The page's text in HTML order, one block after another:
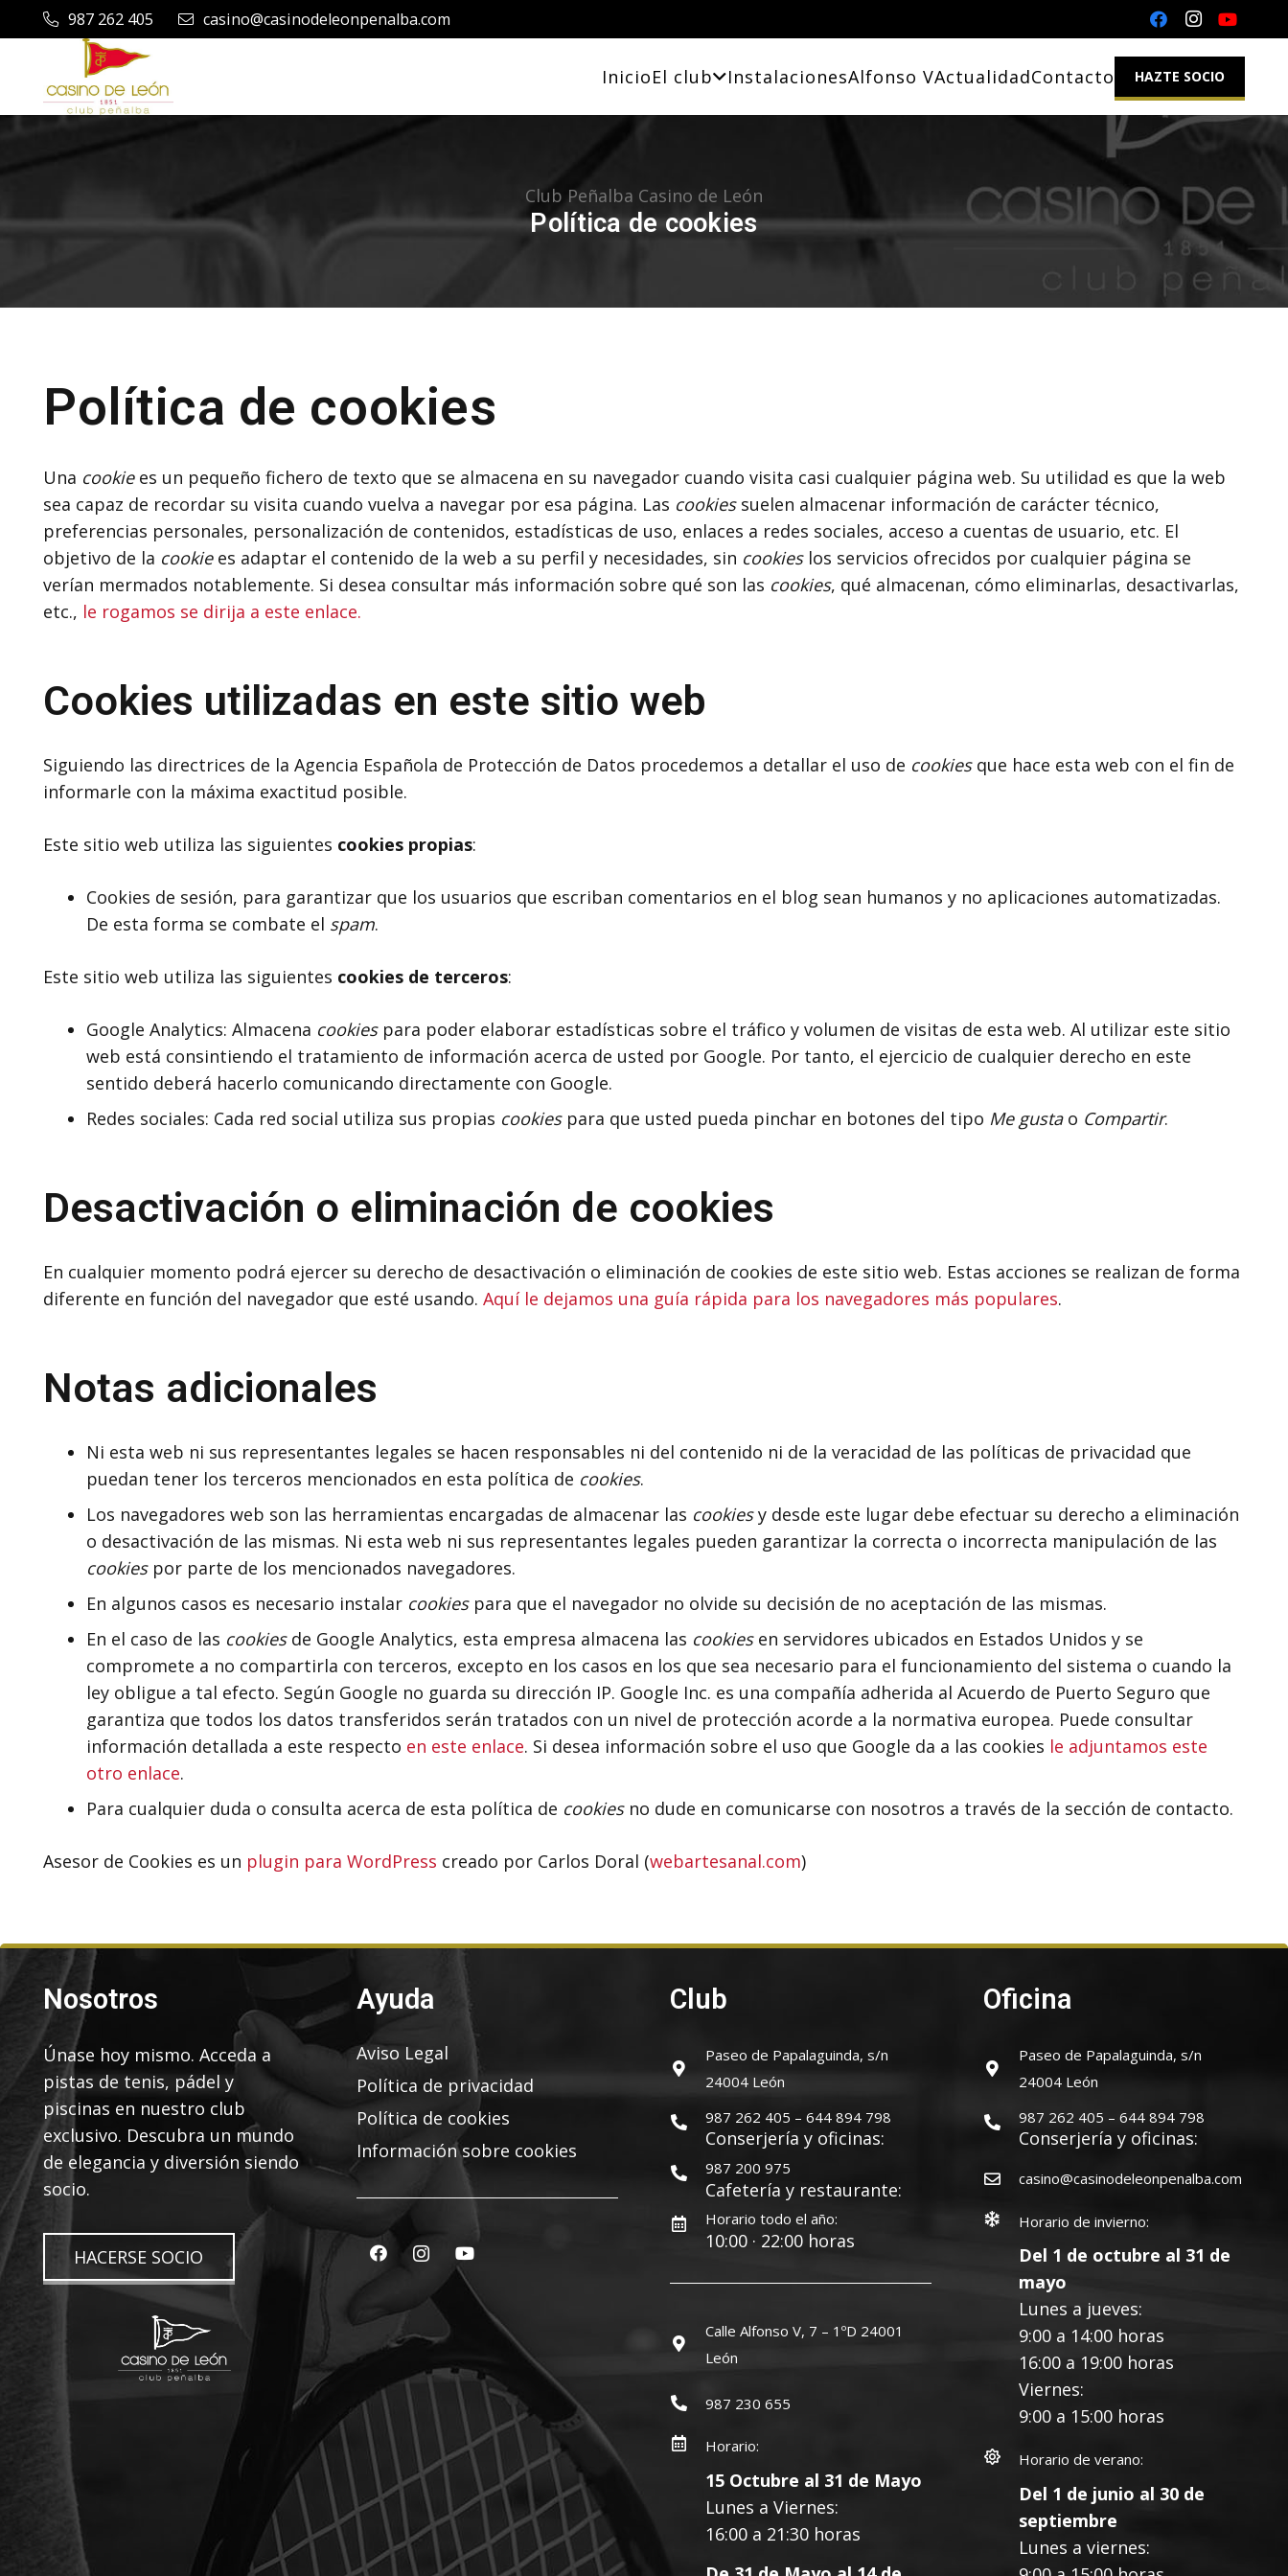
987 262 405 casino@casinodeleonpenalba.com
InicioEl club InstalacionesAlfonso VActualidadContacto HAZTE SOCIO
Club Peñalba Casino de León
Política de cookies
Política de cookies
Una cookiees un pequeño fichero de texto que se almacena en su navegador cuando visita casi cualquier página web. Su utilidad es que la web
sea capaz de recordar su visita cuando vuelva a navegar por esa página. Las cookiessuelen almacenar información de carácter técnico,
preferencias personales, personalización de contenidos, estadísticas de uso, enlaces a redes sociales, acceso a cuentas de usuario, etc. El
objetivo de la cookiees adaptar el contenido de la web a su perfil y necesidades, sin cookieslos servicios ofrecidos por cualquier página se
verían mermados notablemente. Si desea consultar más información sobre qué son las cookies, qué almacenan, cómo eliminarlas, desactivarlas,
etc., le rogamos se dirija a este enlace.
Cookies utilizadas en este sitio web
Siguiendo las directrices de la Agencia Española de Protección de Datos procedemos a detallar el uso de cookiesque hace esta web con el fin de
informarle con la máxima exactitud posible.
Este sitio web utiliza las siguientes cookies propias:
Cookies de sesión, para garantizar que los usuarios que escriban comentarios en el blog sean humanos y no aplicaciones automatizadas.
De esta forma se combate el spam.
Este sitio web utiliza las siguientes cookies de terceros:
Google Analytics: Almacena cookiespara poder elaborar estadísticas sobre el tráfico y volumen de visitas de esta web. Al utilizar este sitio
web está consintiendo el tratamiento de información acerca de usted por Google. Por tanto, el ejercicio de cualquier derecho en este
sentido deberá hacerlo comunicando directamente con Google.
Redes sociales: Cada red social utiliza sus propias cookiespara que usted pueda pinchar en botones del tipo Me gustao Compartir.
Desactivación o eliminación de cookies
En cualquier momento podrá ejercer su derecho de desactivación o eliminación de cookies de este sitio web. Estas acciones se realizan de forma
diferente en función del navegador que esté usando. Aquí le dejamos una guía rápida para los navegadores más populares.
Notas adicionales
Ni esta web ni sus representantes legales se hacen responsables ni del contenido ni de la veracidad de las políticas de privacidad que
puedan tener los terceros mencionados en esta política de cookies.
Los navegadores web son las herramientas encargadas de almacenar las cookiesy desde este lugar debe efectuar su derecho a eliminación
o desactivación de las mismas. Ni esta web ni sus representantes legales pueden garantizar la correcta o incorrecta manipulación de las
cookiespor parte de los mencionados navegadores.
En algunos casos es necesario instalar cookiespara que el navegador no olvide su decisión de no aceptación de las mismas.
En el caso de las cookiesde Google Analytics, esta empresa almacena las cookiesen servidores ubicados en Estados Unidos y se
compromete a no compartirla con terceros, excepto en los casos en los que sea necesario para el funcionamiento del sistema o cuando la
ley obligue a tal efecto. Según Google no guarda su dirección IP. Google Inc. es una compañía adherida al Acuerdo de Puerto Seguro que
garantiza que todos los datos transferidos serán tratados con un nivel de protección acorde a la normativa europea. Puede consultar
información detallada a este respecto en este enlace. Si desea información sobre el uso que Google da a las cookies le adjuntamos este
otro enlace.
Para cualquier duda o consulta acerca de esta política de cookiesno dude en comunicarse con nosotros a través de la sección de contacto.
Asesor de Cookies es un plugin para WordPress creado por Carlos Doral (webartesanal.com)
Nosotros
Únase hoy mismo. Acceda a
pistas de tenis, pádel y
piscinas en nuestro club
exclusivo. Descubra un mundo
de elegancia y diversión siendo
socio.
HACERSE SOCIO
Ayuda
Aviso Legal
Política de privacidad
Política de cookies
Información sobre cookies
Club
Paseo de Papalaguinda, s/n
24004 León
987 262 405 – 644 894 798
Conserjería y oficinas:
987 200 975
Cafetería y restaurante:
Horario todo el año:
10:00 · 22:00 horas
Calle Alfonso V, 7 – 1ºD 24001
León
987 230 655
Horario:
15 Octubre al 31 de Mayo
Lunes a Viernes:
16:00 a 21:30 horas
Oficina
Paseo de Papalaguinda, s/n
24004 León
987 262 405 – 644 894 798
Conserjería y oficinas:
casino@casinodeleonpenalba.com
Horario de invierno:
Del 1 de octubre al 31 de
mayo
Lunes a jueves:
9:00 a 14:00 horas
16:00 a 19:00 horas
Viernes:
9:00 a 15:00 horas
Horario de verano:
Del 1 de junio al 30 de
septiembre
Lunes a viernes: